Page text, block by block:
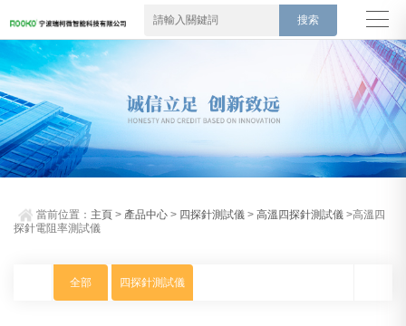
當前位置： 主頁 > 產品中心 > 四探針測試儀 >高溫四探針測試儀 >高溫四
探針電阻率測試儀
全部 四探針測試儀